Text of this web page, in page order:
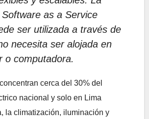
as a Service
ser utilizada a través de
necesita ser alojada en
o computadora.
cerca del 30% del
nacional y solo en Lima
la climatización, iluminación y